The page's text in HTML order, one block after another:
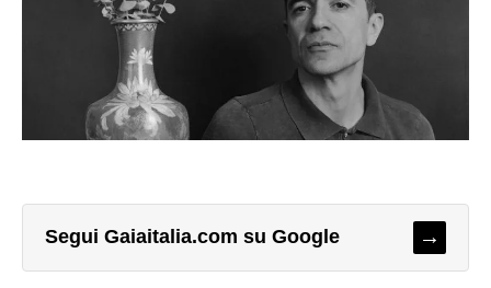
Segui Gaiaitalia.com su Google →